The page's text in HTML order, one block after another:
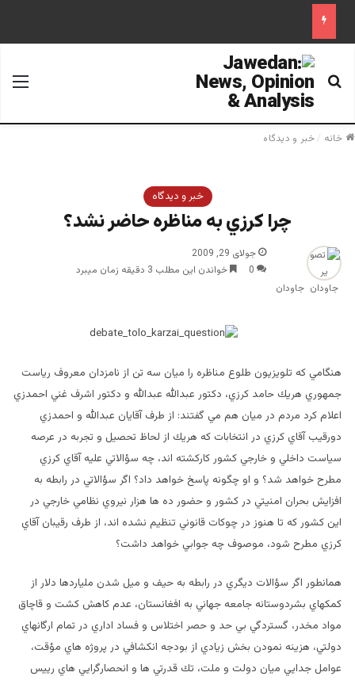
جستجو برای
خانه /خبر و دیدگاه
خبر و دیدگاه
چرا كرزي به مناظره حاضر نشد؟
جاودان
جولای 29, 2009
0
خواندن این مطلب 3 دقیقه زمان میبرد
هنگامي كه تلويزيون طلوع مناظره را ميان سه تن از نامزدان معروف رياست
جمهوري هريك حامد كرزي، دكتور عبدالله عبدالله و دكتور اشرف غني احمدزي
اعلام كرد مردم در ميان هم مي گفتند:‌ از طرف آقايان عبدالله و احمدزي
دورقيب آقاي كرزي در انتخابات كه هريك از لحاظ تحصيل و تجربه در عرصه
سياست داخلي و خارجي كشور كاركشته اند، چه سؤالاتي عليه آقاي كرزي
مطرح خواهد شد؟ و او چگونه پاسخ خواهد داد؟ اگر سؤالاتي در رابطه به
افزايش بحران امنيتي در كشور و حضور ده ها هزار نيروي نظامي خارجي در
اين كشور كه تا هنوز در چوكات قانوني تنظيم نشده اند، از طرف رقيبان آقاي
كرزي مطرح شود، موصوف چه جوابي خواهد داشت؟
همانطور اگر سؤالات ديگري در رابطه به حيف و ميل شدن ملياردها دلار از
كمكهاي بشردوستانه جامعه جهاني به افغانستان، عدم كاهش كشت و قاچاق
مواد مخدر،‌ گستردگي بي حد و حصر اختلاس و فساد اداري در تمام ارگانهاي
دولتي، هزينه نمودن بخش زيادي از بودجه انكشافي در پروژه هاي مؤقت،
عوامل جدايي ميان دولت و ملت،‌ تك قدرتي ها و انحصارگرايي هاي رييس